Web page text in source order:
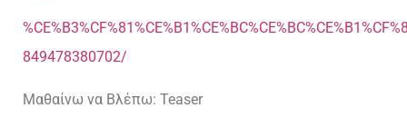
849478380702/
Μαθαίνω να Βλέπω: Teaser